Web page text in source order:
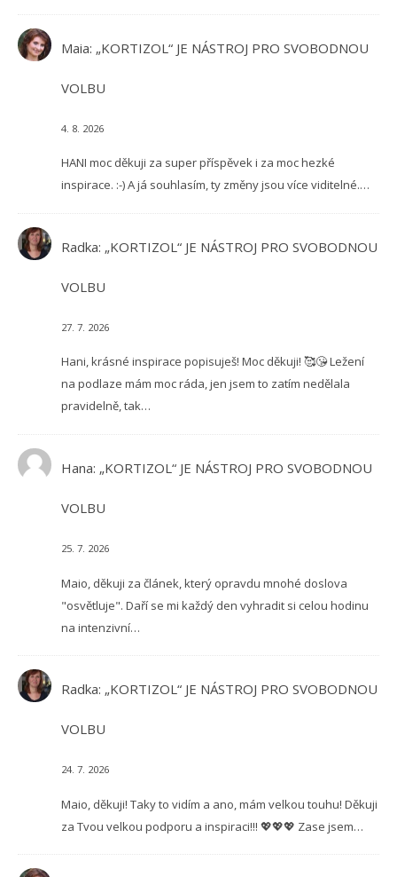
Maia: „KORTIZOL“ JE NÁSTROJ PRO SVOBODNOU
VOLBU
4. 8. 2026
HANI moc děkuji za super příspěvek i za moc hezké
inspirace. :-) A já souhlasím, ty změny jsou více viditelné.…
Radka: „KORTIZOL“ JE NÁSTROJ PRO SVOBODNOU
VOLBU
27. 7. 2026
Hani, krásné inspirace popisuješ! Moc děkuji! 🥰😘 Ležení
na podlaze mám moc ráda, jen jsem to zatím nedělala
pravidelně, tak…
Hana: „KORTIZOL“ JE NÁSTROJ PRO SVOBODNOU
VOLBU
25. 7. 2026
Maio, děkuji za článek, který opravdu mnohé doslova
"osvětluje". Daří se mi každý den vyhradit si celou hodinu
na intenzivní…
Radka: „KORTIZOL“ JE NÁSTROJ PRO SVOBODNOU
VOLBU
24. 7. 2026
Maio, děkuji! Taky to vidím a ano, mám velkou touhu! Děkuji
za Tvou velkou podporu a inspiraci!!! 💖💖💖 Zase jsem…